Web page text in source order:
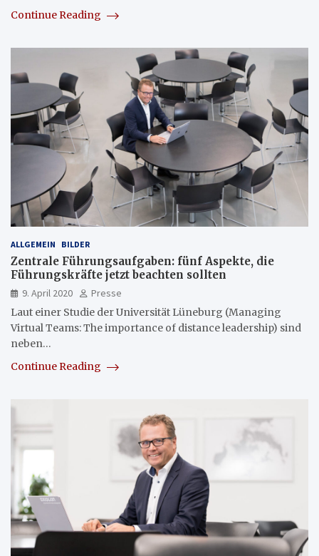
Continue Reading
ALLGEMEIN BILDER
Zentrale Führungsaufgaben: fünf Aspekte, die
Führungskräfte jetzt beachten sollten
9. April 2020
Presse
Laut einer Studie der Universität Lüneburg (Managing
Virtual Teams: The importance of distance leadership) sind
neben…
Continue Reading